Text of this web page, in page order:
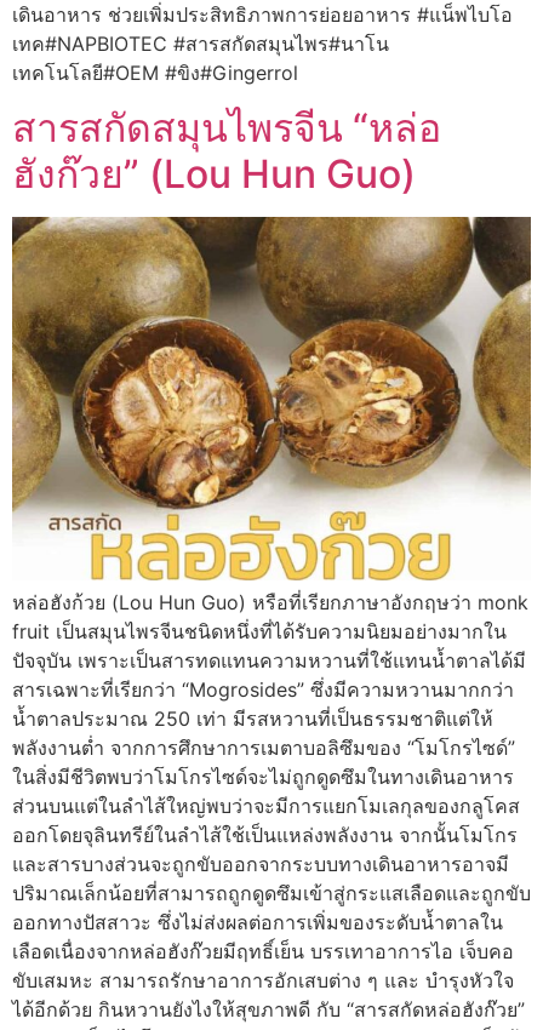
เดินอาหาร ช่วยเพิ่มประสิทธิภาพการย่อยอาหาร #แน็พไบโอ
เทค#NAPBIOTEC #สารสกัดสมุนไพร#นาโน
เทคโนโลยี#OEM #ขิง#Gingerrol
สารสกัดสมุนไพรจีน “หล่อ
ฮังก๊วย” (Lou Hun Guo)
หล่อฮังก้วย (Lou Hun Guo) หรือที่เรียกภาษาอังกฤษว่า monk
fruit เป็นสมุนไพรจีนชนิดหนึ่งที่ได้รับความนิยมอย่างมากใน
ปัจจุบัน เพราะเป็นสารทดแทนความหวานที่ใช้แทนน้ำตาลได้มี
สารเฉพาะที่เรียกว่า “Mogrosides” ซึ่งมีความหวานมากกว่า
น้ำตาลประมาณ 250 เท่า มีรสหวานที่เป็นธรรมชาติแต่ให้
พลังงานต่ำ จากการศึกษาการเมตาบอลิซึมของ “โมโกรไซด์”
ในสิ่งมีชีวิตพบว่าโมโกรไซด์จะไม่ถูกดูดซึมในทางเดินอาหาร
ส่วนบนแต่ในลำไส้ใหญ่พบว่าจะมีการแยกโมเลกุลของกลูโคส
ออกโดยจุลินทรีย์ในลำไส้ใช้เป็นแหล่งพลังงาน จากนั้นโมโกร
และสารบางส่วนจะถูกขับออกจากระบบทางเดินอาหารอาจมี
ปริมาณเล็กน้อยที่สามารถถูกดูดซึมเข้าสู่กระแสเลือดและถูกขับ
ออกทางปัสสาวะ ซึ่งไม่ส่งผลต่อการเพิ่มของระดับน้ำตาลใน
เลือดเนื่องจากหล่อฮังก๊วยมีฤทธิ์เย็น บรรเทาอาการไอ เจ็บคอ
ขับเสมหะ สามารถรักษาอาการอักเสบต่าง ๆ และ บำรุงหัวใจ
ได้อีกด้วย กินหวานยังไงให้สุขภาพดี กับ “สารสกัดหล่อฮังก๊วย”